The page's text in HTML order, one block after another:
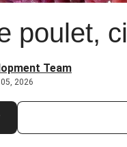
poulet,
Team
2026